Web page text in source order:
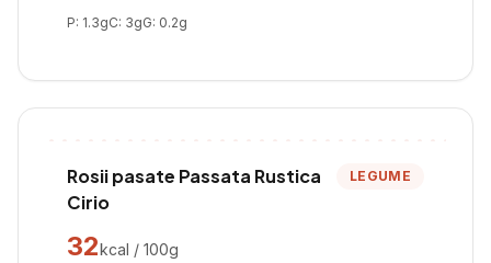
P: 1.3gC: 3gG: 0.2g
Rosii pasate Passata Rustica
Cirio
LEGUME
32kcal / 100g